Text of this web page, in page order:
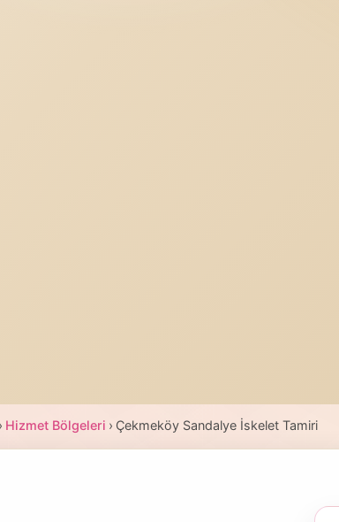
› Hizmet Bölgeleri › Çekmeköy Sandalye İskelet Tamiri